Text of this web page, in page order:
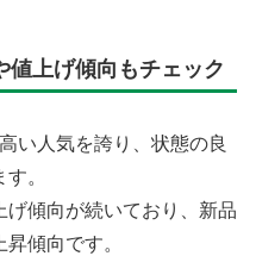
値上げ傾向もチェック
い人気を誇り、状態の良
。
傾向が続いており、新品
傾向です。